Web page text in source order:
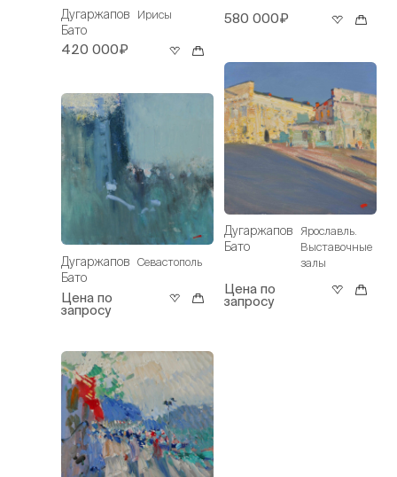
Дугаржапов
Бато
Ирисы
420 000₽
Дугаржапов
Бато
Севастополь
Цена по
запросу
580 000₽
Дугаржапов
Бато
Ярославль.
Выставочные
залы
Цена по
запросу